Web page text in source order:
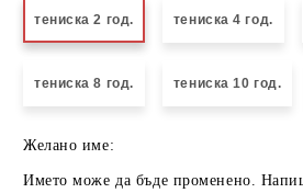
тениска 2 год. тениска 4 год.
тениска 8 год. тениска 10 год.
Желано име:
Името може да бъде променено.